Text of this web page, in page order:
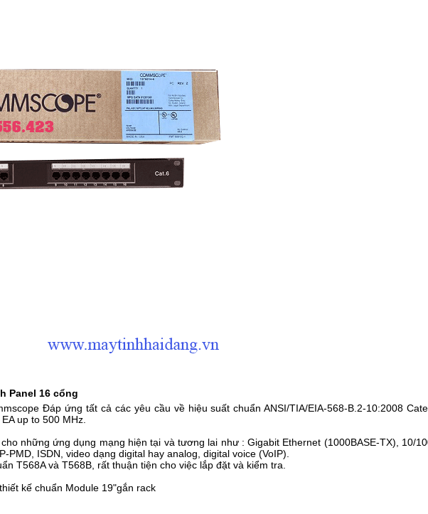
Panel 16 cổng
Đáp ứng tất cả các yêu cầu về hiệu suất chuẩn ANSI/TIA/EIA-568-B.2-10:2008
up to 500 MHz.
những ứng dụng mạng hiện tại và tương lai như : Gigabit Ethernet (1000BASE-TX), 10/
PMD, ISDN, video dạng digital hay analog, digital voice (VoIP).
T568A và T568B, rất thuận tiện cho việc lắp đặt và kiểm tra.
kế chuẩn Module 19"gắn rack